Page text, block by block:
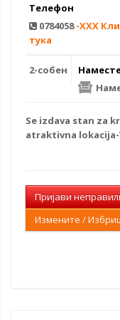
Телефон
0784058-XXX
тука
2-собен
Se izdava stan za
atraktivna
Пријави
Измените /